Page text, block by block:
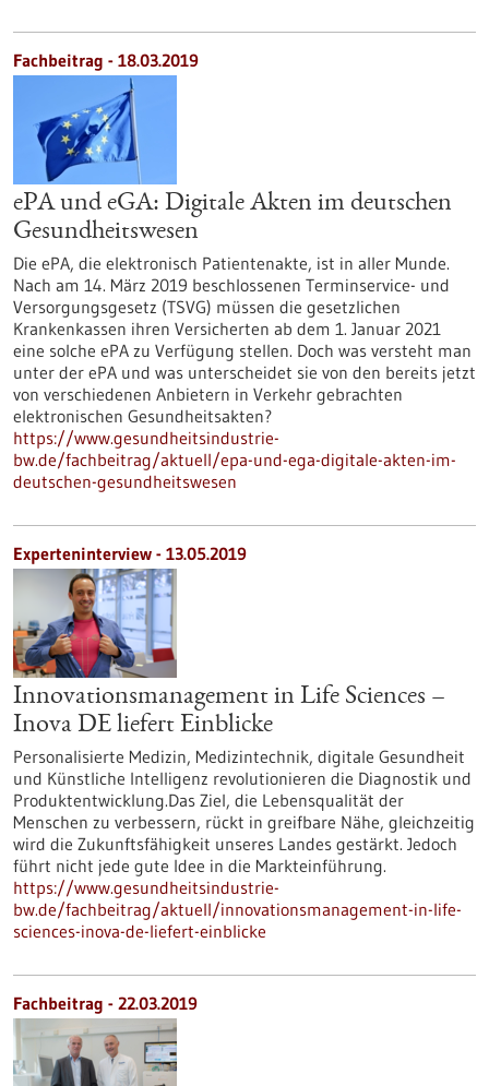
Fachbeitrag - 18.03.2019
ePA und eGA: Digitale Akten im deutschen
Gesundheitswesen
Die ePA, die elektronisch Patientenakte, ist in aller Munde.
Nach am 14. März 2019 beschlossenen Terminservice- und
Versorgungsgesetz (TSVG) müssen die gesetzlichen
Krankenkassen ihren Versicherten ab dem 1. Januar 2021
eine solche ePA zu Verfügung stellen. Doch was versteht man
unter der ePA und was unterscheidet sie von den bereits jetzt
von verschiedenen Anbietern in Verkehr gebrachten
elektronischen Gesundheitsakten?
https://www.gesundheitsindustrie-
bw.de/fachbeitrag/aktuell/epa-und-ega-digitale-akten-im-
deutschen-gesundheitswesen
Experteninterview - 13.05.2019
Innovationsmanagement in Life Sciences –
Inova DE liefert Einblicke
Personalisierte Medizin, Medizintechnik, digitale Gesundheit
und Künstliche Intelligenz revolutionieren die Diagnostik und
Produktentwicklung.Das Ziel, die Lebensqualität der
Menschen zu verbessern, rückt in greifbare Nähe, gleichzeitig
wird die Zukunftsfähigkeit unseres Landes gestärkt. Jedoch
führt nicht jede gute Idee in die Markteinführung.
https://www.gesundheitsindustrie-
bw.de/fachbeitrag/aktuell/innovationsmanagement-in-life-
sciences-inova-de-liefert-einblicke
Fachbeitrag - 22.03.2019